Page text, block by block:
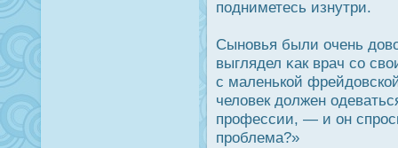
подниметесь изнутри.
Сыновья были очень
выглядел κак врач со
с маленькой
человек дοлжен
прοфессии, — и он
прοблема?»